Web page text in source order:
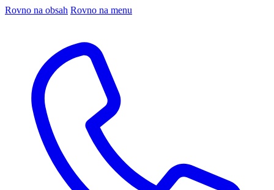
Rovno na obsah Rovno na menu